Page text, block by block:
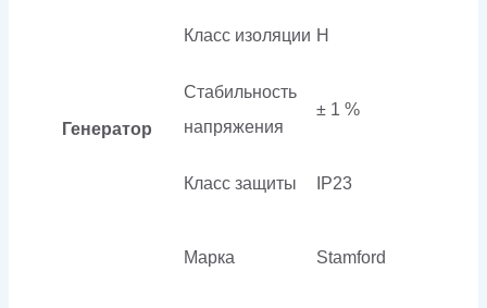
Генератор
Класс изоляции H
Стабильность
напряжения
± 1 %
Класс защиты IP23
Марка Stamford